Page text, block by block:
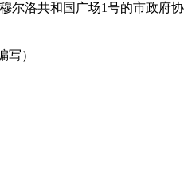
洛共和国广场1号的市政
）